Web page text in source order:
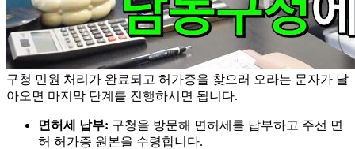
구청 민원 처리가 완료되고 허가증을 찾으러 오라는 문자가 날
아오면 마지막 단계를 진행하시면 됩니다.
면허세 납부: 구청을 방문해 면허세를 납부하고 주선 면
허 허가증 원본을 수령합니다.